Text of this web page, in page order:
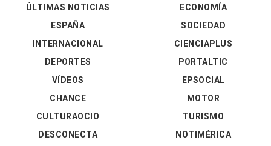
ÚLTIMAS NOTICIAS
ESPAÑA
INTERNACIONAL
DEPORTES
VÍDEOS
ECONOMÍA
SOCIEDAD
CIENCIAPLUS
PORTALTIC
EPSOCIAL
CHANCE
CULTURAOCIO
DESCONECTA
MOTOR
TURISMO
NOTIMÉRICA